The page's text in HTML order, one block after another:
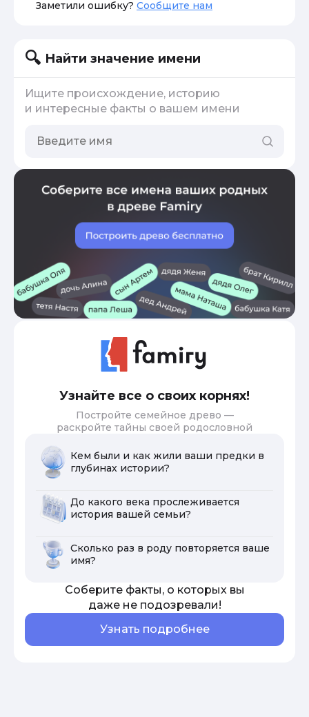
Заметили ошибку? Сообщите нам
Найти значение имени
Ищите происхождение, историю
и интересные факты о вашем имени
Узнайте все о своих корнях!
Постройте семейное древо —
раскройте тайны своей родословной
Кем были и как жили ваши предки в
глубинах истории?
До какого века прослеживается
история вашей семьи?
Сколько раз в роду повторяется ваше
имя?
Соберите факты, о которых вы
даже не подозревали!
Узнать подробнее